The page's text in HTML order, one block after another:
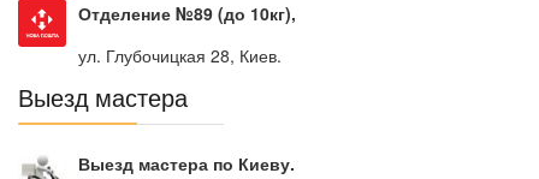
Отделение №89 (до 10кг),
ул. Глубочицкая 28, Киев.
Выезд мастера
Выезд мастера по Киеву.